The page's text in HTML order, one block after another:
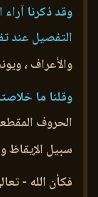
وقد ذكرنا
التفصيل عند
والأعراف ،
وقلنا ما
الحروف
سبيل الإيقاظ
فكأن الله -